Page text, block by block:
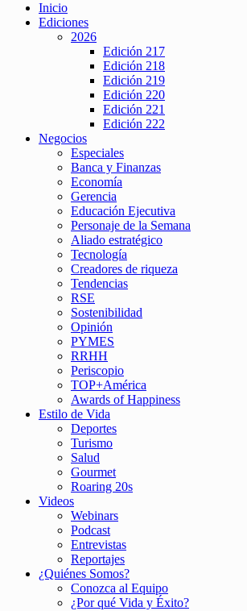
Inicio
Ediciones
2026
Edición 217
Edición 218
Edición 219
Edición 220
Edición 221
Edición 222
Negocios
Especiales
Banca y Finanzas
Economía
Gerencia
Educación Ejecutiva
Personaje de la Semana
Aliado estratégico
Tecnología
Creadores de riqueza
Tendencias
RSE
Sostenibilidad
Opinión
PYMES
RRHH
Periscopio
TOP+América
Awards of Happiness
Estilo de Vida
Deportes
Turismo
Salud
Gourmet
Roaring 20s
Videos
Webinars
Podcast
Entrevistas
Reportajes
¿Quiénes Somos?
Conozca al Equipo
¿Por qué Vida y Éxito?